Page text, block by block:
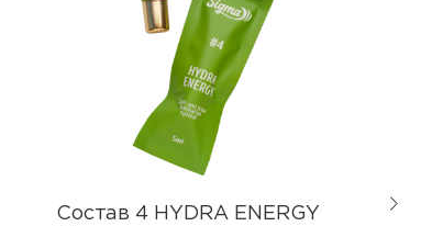
Состав 4 HYDRA ENERGY